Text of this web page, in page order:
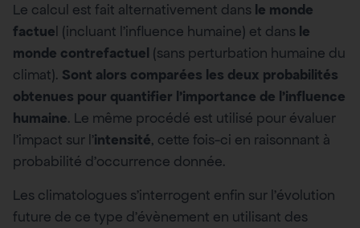
Le calcul est fait alternativement dans le monde
factuel (incluant l’influence humaine) et dans le
monde contrefactuel (sans perturbation humaine du
climat). Sont alors comparées les deux probabilités
obtenues pour quantifier l’importance de l’influence
humaine. Le même procédé est utilisé pour évaluer
l’impact sur l’intensité, cette fois-ci en raisonnant à
probabilité d’occurrence donnée.
Les climatologues s’interrogent enfin sur l’évolution
future de ce type d’évènement en utilisant des